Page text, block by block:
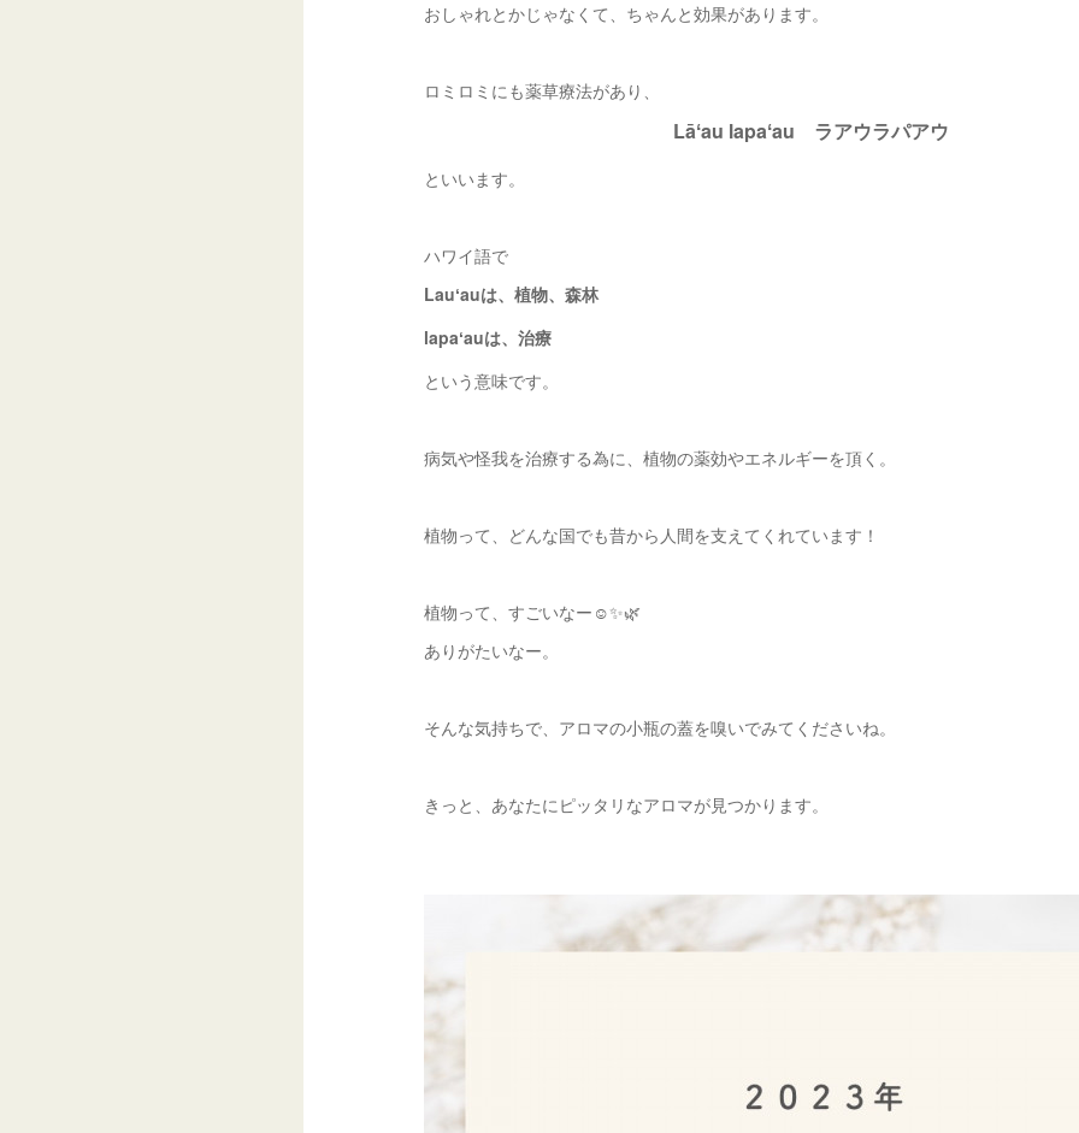
おしゃれとかじゃなくて、ちゃんと効果があります。
ロミロミにも薬草療法があり、
Lāʻau lapaʻau ラアウラパアウ
といいます。
ハワイ語で
Lauʻauは、植物、森林
lapaʻauは、治療
という意味です。
病気や怪我を治療する為に、植物の薬効やエネルギーを頂く。
植物って、どんな国でも昔から人間を支えてくれています！
植物って、すごいなー☺️✨🌿
ありがたいなー。
そんな気持ちで、アロマの小瓶の蓋を嗅いでみてくださいね。
きっと、あなたにピッタリなアロマが見つかります。